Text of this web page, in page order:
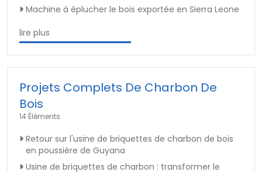
Machine à éplucher le bois exportée en Sierra Leone
lire plus
Projets Complets De Charbon De
Bois
14 Éléments
Retour sur l'usine de briquettes de charbon de bois
en poussière de Guyana
Usine de briquettes de charbon : transformer le